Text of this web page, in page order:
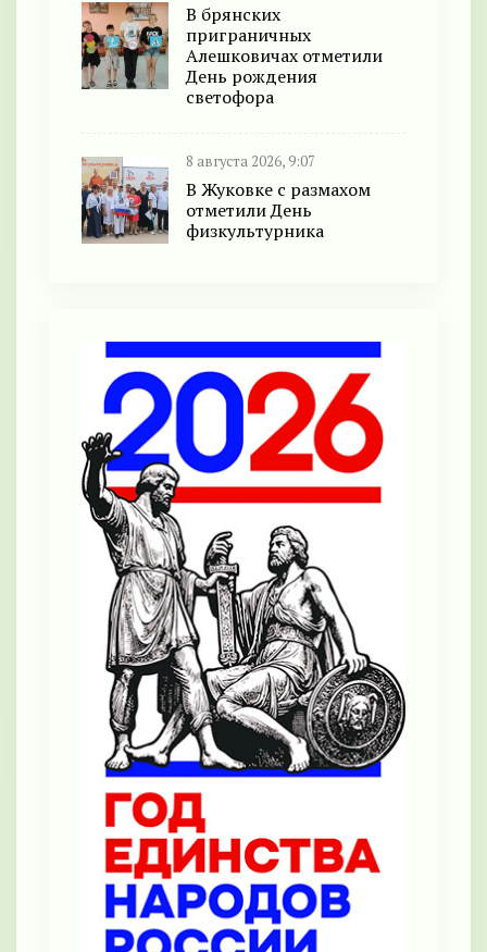
В брянских
приграничных
Алешковичах отметили
День рождения
светофора
8 августа 2026, 9:07
В Жуковке с размахом
отметили День
физкультурника